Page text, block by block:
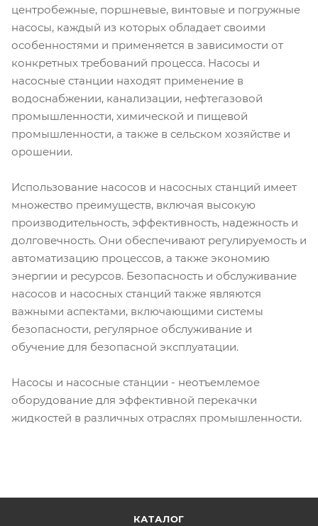
центробежные, поршневые, винтовые и погружные
насосы, каждый из которых обладает своими
особенностями и применяется в зависимости от
конкретных требований процесса. Насосы и
насосные станции находят применение в
водоснабжении, канализации, нефтегазовой
промышленности, химической и пищевой
промышленности, а также в сельском хозяйстве и
орошении.
Использование насосов и насосных станций имеет
множество преимуществ, включая высокую
производительность, эффективность, надежность и
долговечность. Они обеспечивают регулируемость и
автоматизацию процессов, а также экономию
энергии и ресурсов. Безопасность и обслуживание
насосов и насосных станций также являются
важными аспектами, включающими системы
безопасности, регулярное обслуживание и
обучение для безопасной эксплуатации.
Насосы и насосные станции - неотъемлемое
оборудование для эффективной перекачки
жидкостей в различных отраслях промышленности.
КАТАЛОГ